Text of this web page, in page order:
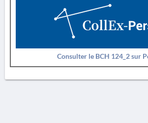
Consulter le BCH 124_2 sur